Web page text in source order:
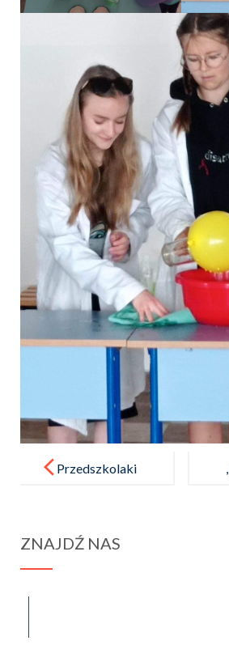
navigationPrzedszkolaki
ZNAJDŹ NAS